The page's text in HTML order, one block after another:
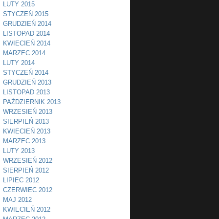
LUTY 2015
STYCZEŃ 2015
GRUDZIEŃ 2014
LISTOPAD 2014
KWIECIEŃ 2014
MARZEC 2014
LUTY 2014
STYCZEŃ 2014
GRUDZIEŃ 2013
LISTOPAD 2013
PAŹDZIERNIK 2013
WRZESIEŃ 2013
SIERPIEŃ 2013
KWIECIEŃ 2013
MARZEC 2013
LUTY 2013
WRZESIEŃ 2012
SIERPIEŃ 2012
LIPIEC 2012
CZERWIEC 2012
MAJ 2012
KWIECIEŃ 2012